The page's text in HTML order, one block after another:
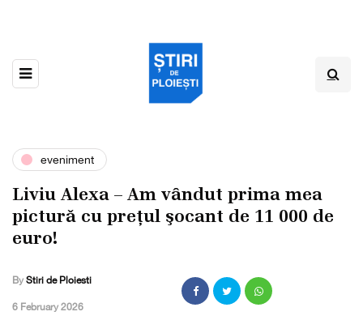
eveniment
Liviu Alexa – Am vândut prima mea
picturǎ cu prețul şocant de 11 000 de
euro!
By Stiri de Ploiesti
,6 February 2026